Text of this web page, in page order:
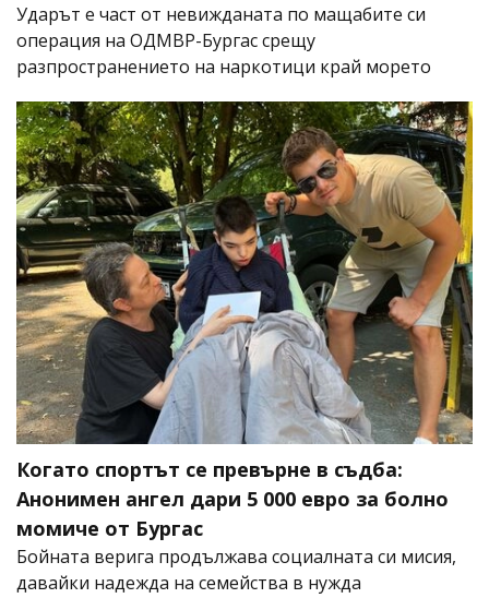
Ударът е част от невижданата по мащабите си
операция на ОДМВР-Бургас срещу
разпространението на наркотици край морето
Когато спортът се превърне в съдба:
Анонимен ангел дари 5 000 евро за болно
момиче от Бургас
Бойната верига продължава социалната си мисия,
давайки надежда на семейства в нужда